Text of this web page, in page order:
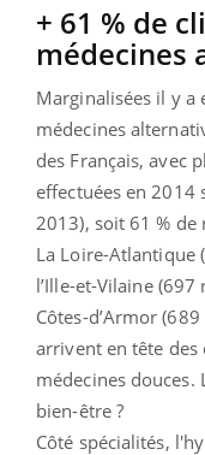
+ 61 % de
médecines
Marginalisées il y a
médecines
des Français, avec
effectuées en 2014
2013), soit 61 % de
La Loire-Atlantique
l’Ille-et-Vilaine
Côtes-d’Armor
arrivent en tête des
médecines douces.
bien-être ?
Côté spécialités,